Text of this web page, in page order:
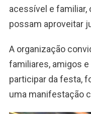
acessível e
possam aproveitar
A organização
familiares, amigos
participar da festa,
uma manifestação